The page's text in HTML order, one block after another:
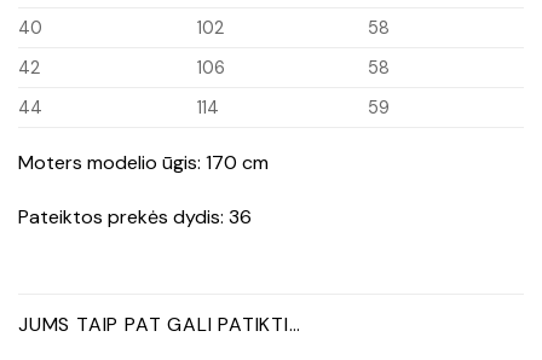
40
102
58
42
106
58
44
114 59
Moters modelio ūgis: 170 cm
Pateiktos prekės dydis: 36
JUMS TAIP PAT GALI PATIKTI…